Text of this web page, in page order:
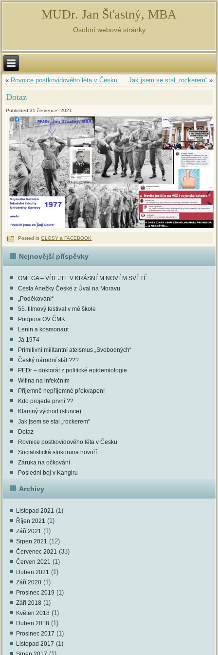
MUDr. Jan Šťastný, MBA
Osobní webové stránky
« Rovnice postkovidového léta v Česku Jak jsem se stal „rockerem“»
Dotaz
Published 31 července, 2021
Posted in GLOSY a FACEBOOK
Nejnovější příspěvky
OMEGA – VÍTEJTE V KRÁSNÉM NOVÉM SVĚTĚ
Cesta Anežky České z Úval na Moravu
„Poděkování“
55. filmový festival v mé škole
Podpora OV ČMK
Lenin a kosmonaut
Já 1974
Primitivní militantní ateismus „Svobodných“
Český národní stát ???
PEDr – doktorát z politické epidemiologie
Wifina na infekčním
Příjemně nepříjemné překvapení
Kdo projede první ??
Klamný východ (slunce)
Jak jsem se stal „rockerem“
Dotaz
Rovnice postkovidového léta v Česku
Socialistická stokoruna hovoří
Záruka na očkování
Poslední boj v Kangiru
Archivy
Listopad 2021 (1)
Říjen 2021 (1)
Září 2021 (1)
Srpen 2021 (12)
Červenec 2021 (33)
Červen 2021 (1)
Duben 2021 (1)
Září 2020 (1)
Prosinec 2019 (1)
Září 2018 (1)
Květen 2018 (1)
Duben 2018 (1)
Prosinec 2017 (1)
Listopad 2017 (1)